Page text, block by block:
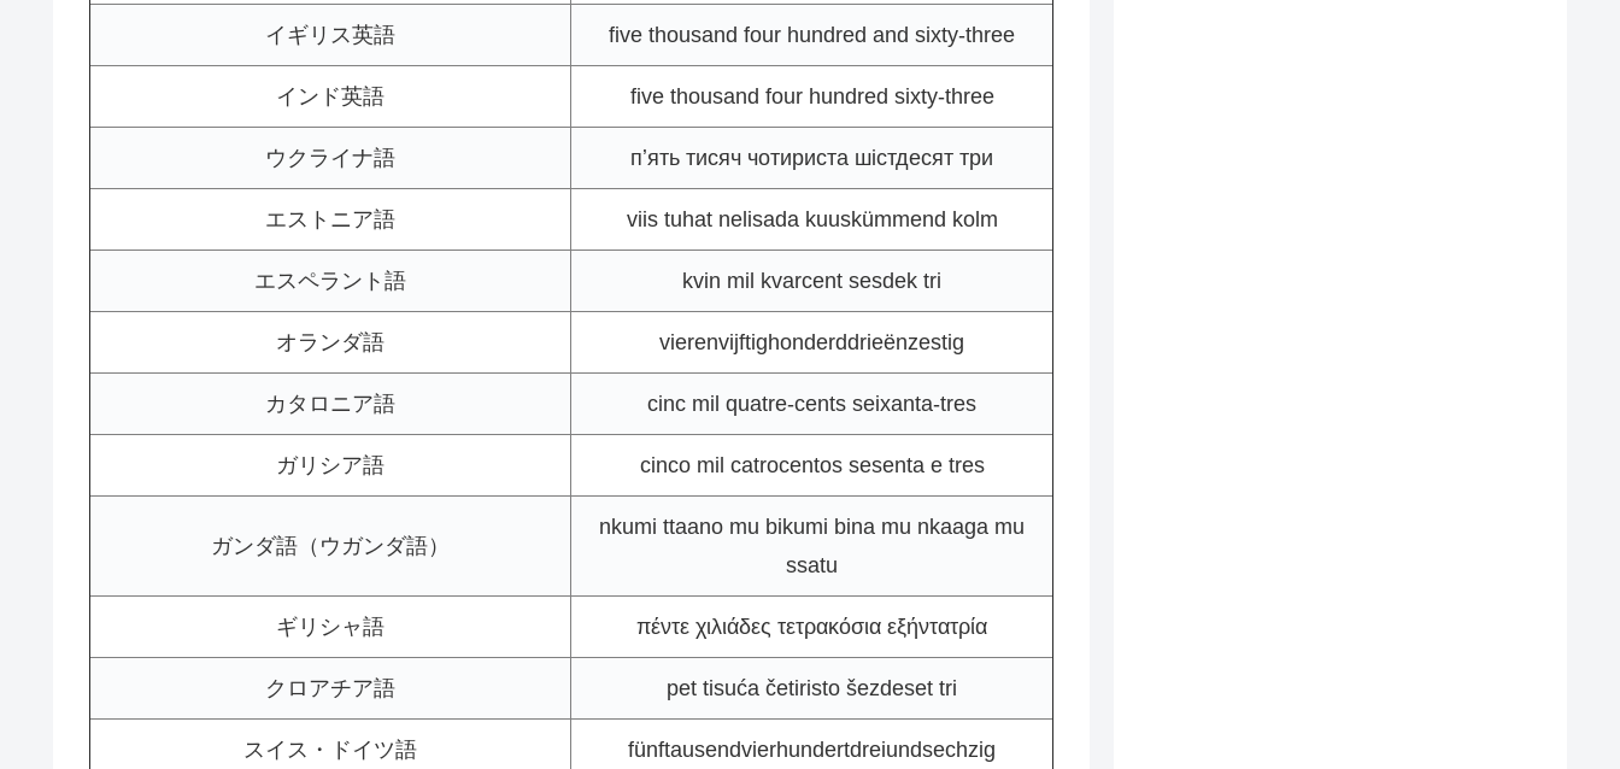
イギリス英語 five thousand four hundred and sixty-three
インド英語 five thousand four hundred sixty-three
ウクライナ語 пʼять тисяч чотириста шістдесят три
エストニア語 viis tuhat nelisada kuuskümmend kolm
エスペラント語 kvin mil kvarcent sesdek tri
オランダ語 vierenvijftighonderddrieënzestig
カタロニア語 cinc mil quatre-cents seixanta-tres
ガリシア語 cinco mil catrocentos sesenta e tres
ガンダ語（ウガンダ語）
nkumi ttaano mu bikumi bina mu nkaaga mu
ssatu
ギリシャ語 πέντε χιλιάδες τετρακόσια εξήντατρία
クロアチア語 pet tisuća četiristo šezdeset tri
スイス・ドイツ語 fünftausendvierhundertdreiundsechzig